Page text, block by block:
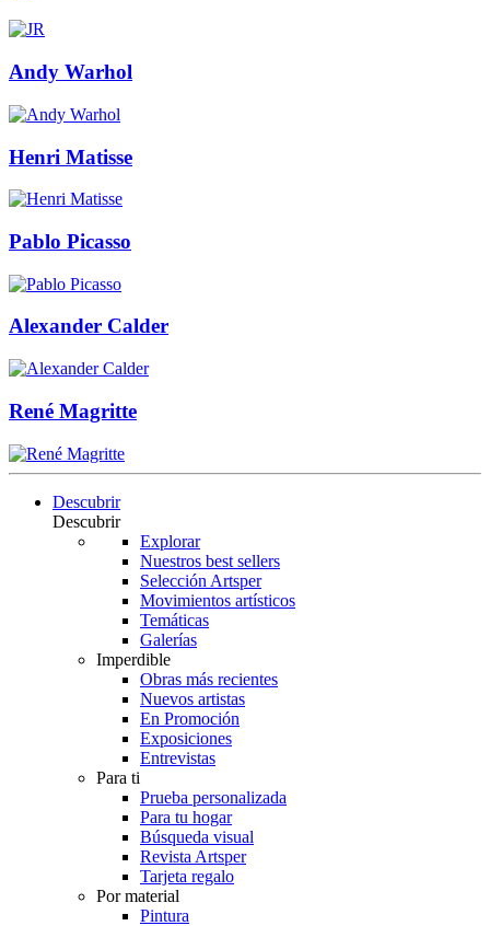
Andy Warhol
Henri Matisse
Pablo Picasso
Alexander Calder
René Magritte
Descubrir
Descubrir
Explorar
Nuestros best sellers
Selección Artsper
Movimientos artísticos
Temáticas
Galerías
Imperdible
Obras más recientes
Nuevos artistas
En Promoción
Exposiciones
Entrevistas
Para ti
Prueba personalizada
Para tu hogar
Búsqueda visual
Revista Artsper
Tarjeta regalo
Por material
Pintura